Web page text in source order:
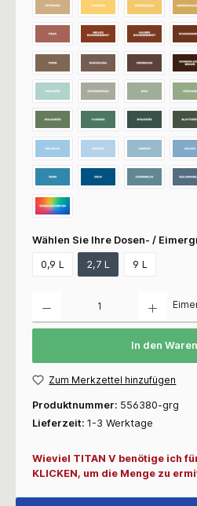
Wählen Sie Ihre Dosen- /
0,9 L 2,7 L 9 L
In den
Zum Merkzettel hinzufügen
Produktnummer: 556380-grg
Lieferzeit: 1-3 Werktage
Wieviel TITAN V benötige ich
KLICKEN, um die Menge zu